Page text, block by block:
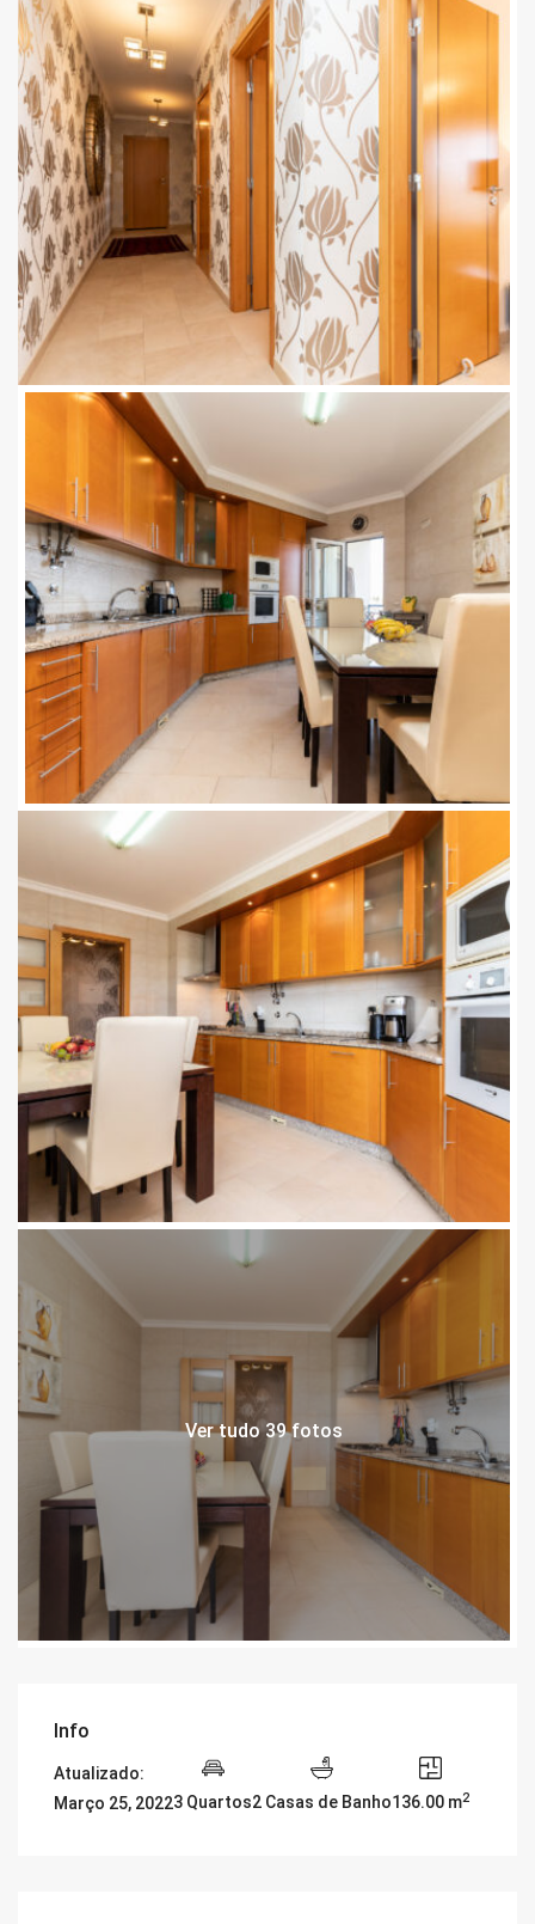
Ver tudo 39 fotos
Info
Atualizado:
Março 25, 20223 Quartos2 Casas de Banho136.00 m2